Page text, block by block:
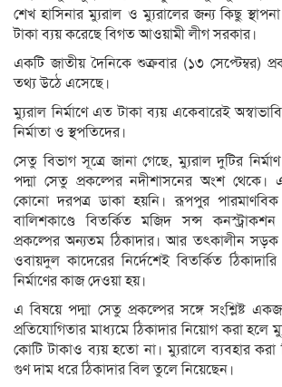
শেখ হাসিনার ম্যুরাল ও ম্যুরালের জন্য কিছু
টাকা ব্যয় করেছে বিগত আওয়ামী লীগ সরকার।
একটি জাতীয় দৈনিকে শুক্রবার (১৩ সেপ্টেম্বর)
তথ্য উঠে এসেছে।
ম্যুরাল নির্মাণে এত টাকা ব্যয় একেবারেই
নির্মাতা ও স্থপতিদের।
সেতু বিভাগ সূত্রে জানা গেছে, ম্যুরাল দুটির
পদ্মা সেতু প্রকল্পের নদীশাসনের অংশ থেকে।
কোনো দরপত্র ডাকা হয়নি। রূপপুর পারমাণবিক
বালিশকাণ্ডে বিতর্কিত মজিদ সন্স
প্রকল্পের অন্যতম ঠিকাদার। আর তৎকালীন সড়ক
ওবায়দুল কাদেরের নির্দেশেই বিতর্কিত ঠিকাদারি
নির্মাণের কাজ দেওয়া হয়।
এ বিষয়ে পদ্মা সেতু প্রকল্পের সঙ্গে সংশ্লিষ্ট
প্রতিযোগিতার মাধ্যমে ঠিকাদার নিয়োগ করা হলে
কোটি টাকাও ব্যয় হতো না। ম্যুরালে ব্যবহার করা
গুণ দাম ধরে ঠিকাদার বিল তুলে নিয়েছেন।